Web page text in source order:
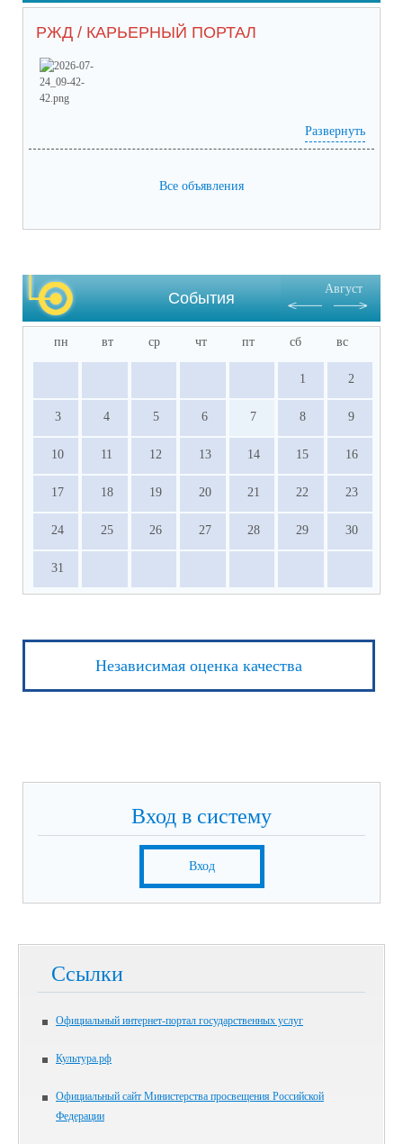
РЖД / КАРЬЕРНЫЙ ПОРТАЛ
(посмотреть)
Prilozhieniie_1 (53).pdf(скачать)(посмотреть)
Развернуть
Все объявления
События
Август
пн вт ср чт пт сб вс
1 2
3 4 5 6 7 8 9
10 11 12 13 14 15 16
17 18 19 20 21 22 23
24 25 26 27 28 29 30
31
Независимая оценка качества
Вход в систему
Вход
Ссылки
Официальный интернет-портал государственных услуг
Культура.рф
Официальный сайт Министерства просвещения Российской
Федерации